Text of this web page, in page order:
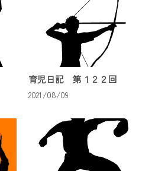
育児日記 第１２２回
2021/08/09